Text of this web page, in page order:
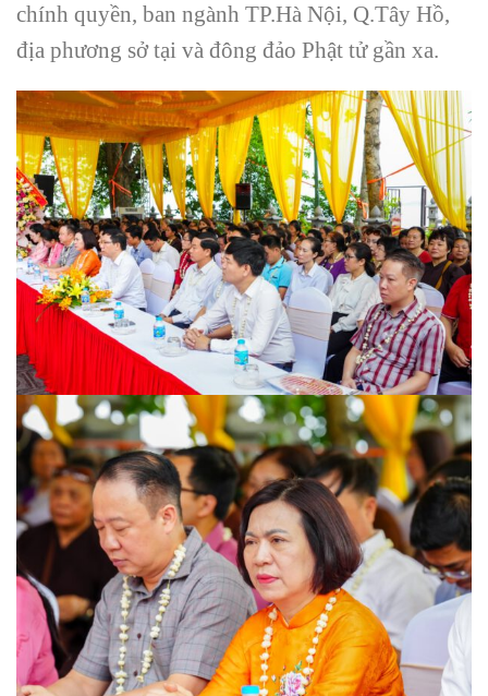
chính quyền, ban ngành TP.Hà Nội, Q.Tây Hồ,
địa phương sở tại và đông đảo Phật tử gần xa.